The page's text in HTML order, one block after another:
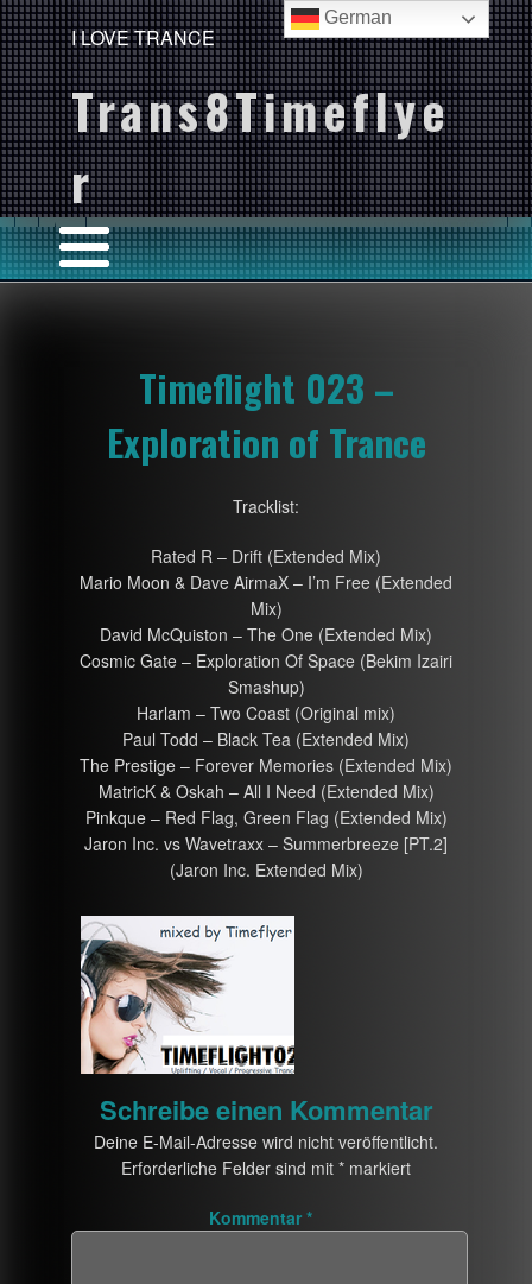
I LOVE TRANCE
Trans8Timeflye
r
Timeflight 023 –
Exploration of Trance
Tracklist:
Rated R – Drift (Extended Mix)
Mario Moon & Dave AirmaX – I’m Free (Extended
Mix)
David McQuiston – The One (Extended Mix)
Cosmic Gate – Exploration Of Space (Bekim Izairi
Smashup)
Harlam – Two Coast (Original mix)
Paul Todd – Black Tea (Extended Mix)
The Prestige – Forever Memories (Extended Mix)
MatricK & Oskah – All I Need (Extended Mix)
Pinkque – Red Flag, Green Flag (Extended Mix)
Jaron Inc. vs Wavetraxx – Summerbreeze [PT.2]
(Jaron Inc. Extended Mix)
Schreibe einen Kommentar
Deine E-Mail-Adresse wird nicht veröffentlicht.
Erforderliche Felder sind mit * markiert
Kommentar *
German